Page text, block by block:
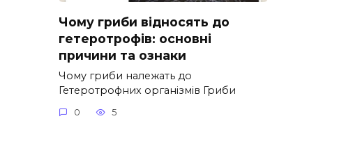
Чому гриби відносять до
гетеротрофів: основні
причини та ознаки
Чому гриби належать до
Гетеротрофних організмів Гриби
0 5